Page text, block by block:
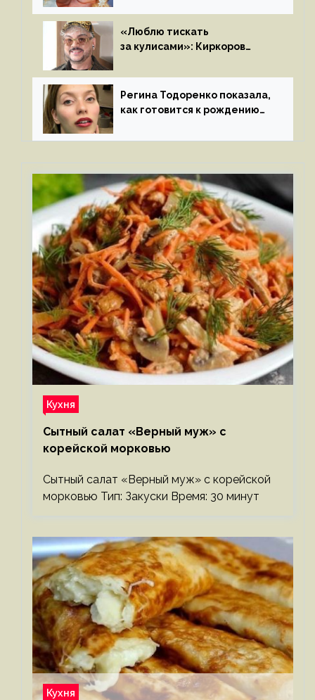
«Люблю тискать
за кулисами»: Киркоров
к молодой особе
Регина Тодоренко показала,
как готовится к рождению
Кухня
Сытный салат «Верный муж» с
корейской морковью
Сытный салат «Верный муж» с корейской
морковью Тип: Закуски Время: 30 минут
Кухня